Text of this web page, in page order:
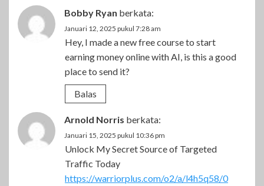
Bobby Ryan berkata:
Januari 12, 2025 pukul 7:28 am
Hey, I made a new free course to start
earning money online with AI, is this a good
place to send it?
Balas
Arnold Norris berkata:
Januari 15, 2025 pukul 10:36 pm
Unlock My Secret Source of Targeted
Traffic Today
https://warriorplus.com/o2/a/l4h5q58/0